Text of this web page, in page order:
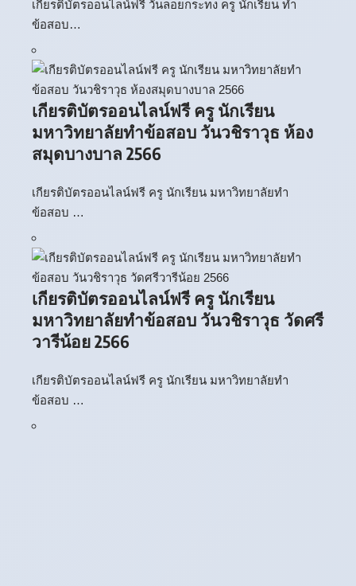
เกียรติบัตรออนไลน์ฟรี วันลอยกระทง ครู นักเรียน ทำ
ข้อสอบ…
เกียรติบัตรออนไลน์ฟรี ครู นักเรียน
มหาวิทยาลัยทำข้อสอบ วันวชิราวุธ ห้อง
สมุดบางบาล 2566
เกียรติบัตรออนไลน์ฟรี ครู นักเรียน มหาวิทยาลัยทำ
ข้อสอบ …
เกียรติบัตรออนไลน์ฟรี ครู นักเรียน
มหาวิทยาลัยทำข้อสอบ วันวชิราวุธ วัดศรี
วารีน้อย 2566
เกียรติบัตรออนไลน์ฟรี ครู นักเรียน มหาวิทยาลัยทำ
ข้อสอบ …